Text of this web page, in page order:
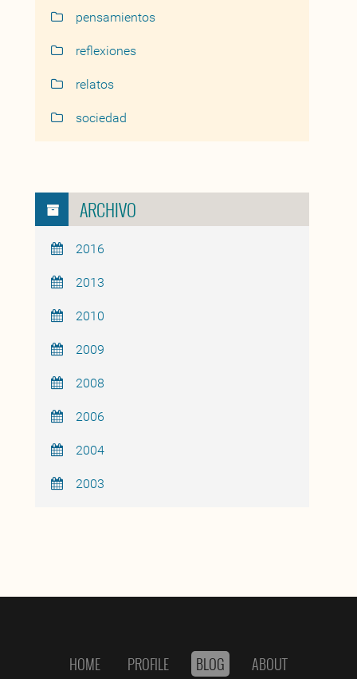
pensamientos
reflexiones
relatos
sociedad
ARCHIVO
2016
2013
2010
2009
2008
2006
2004
2003
HOME PROFILE BLOG ABOUT